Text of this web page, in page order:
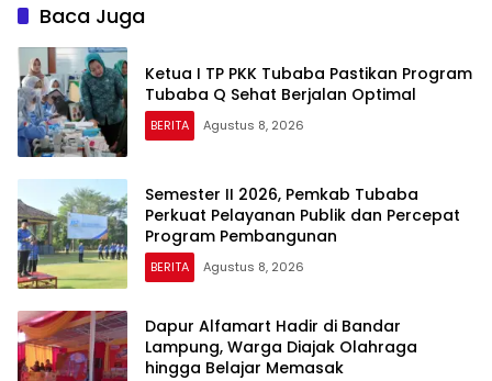
Baca Juga
Ketua I TP PKK Tubaba Pastikan Program
Tubaba Q Sehat Berjalan Optimal
BERITA Agustus 8, 2026
Semester II 2026, Pemkab Tubaba
Perkuat Pelayanan Publik dan Percepat
Program Pembangunan
BERITA Agustus 8, 2026
Dapur Alfamart Hadir di Bandar
Lampung, Warga Diajak Olahraga
hingga Belajar Memasak